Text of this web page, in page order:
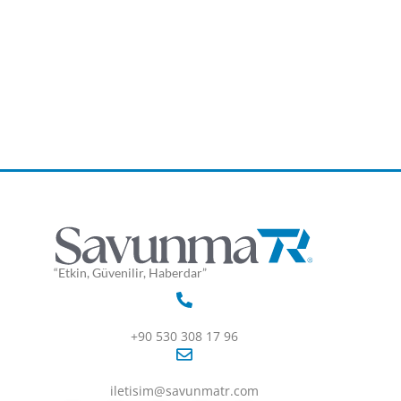
“Etkin, Güvenilir, Haberdar”
+90 530 308 17 96
iletisim@savunmatr.com